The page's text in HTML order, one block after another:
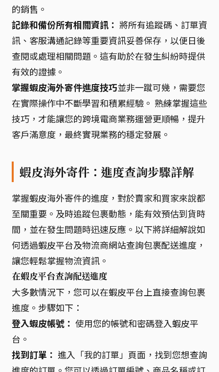
的銷售。
記錄和備份所有相關資訊： 將所有追蹤碼、訂單資
訊、客服溝通記錄等重要資訊妥善保存，以便日後
查閱或處理相關問題。這有助於在發生糾紛時提供
有效的證據。
掌握蝦皮海外寄件進度技巧並非一蹴可幾，需要您
在實際操作中不斷學習和積累經驗。 熟練掌握這些
技巧，才能讓您的跨境電商業務運營更順暢，提升
客戶滿意度，最終實現業務的穩定發展。
蝦皮海外寄件：進度查詢步驟詳解
掌握蝦皮海外寄件的進度，對於賣家和買家來說都
至關重要。及時追蹤包裹動態，能有效預估到貨時
間，並在發生問題時迅速反應。以下將詳細解說如
何透過蝦皮平台及物流商網站查詢包裹配送進度，
讓您輕鬆掌握物流資訊。
在蝦皮平台查詢配送進度
大多數情況下，您可以在蝦皮平台上直接查詢包裹
進度。步驟如下：
登入蝦皮帳號： 使用您的帳號和密碼登入蝦皮平
台。
找到訂單： 進入「我的訂單」頁面，找到您想查詢